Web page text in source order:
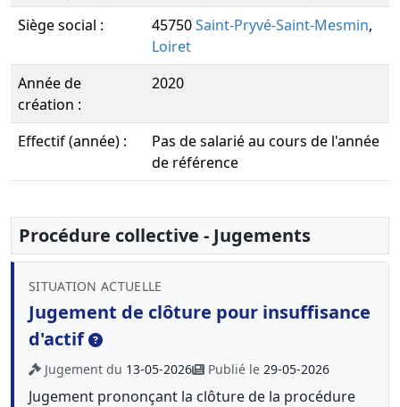
Siège social :
45750Saint-Pryvé-Saint-Mesmin,
Loiret
Année de
création :
2020
Effectif (année) :
Pas de salarié au cours de l'année
de référence
Procédure collective - Jugements
SITUATION ACTUELLE
Jugement de clôture pour insuffisance
d'actif
Jugement du 13-05-2026 Publié le 29-05-2026
Jugement prononçant la clôture de la procédure